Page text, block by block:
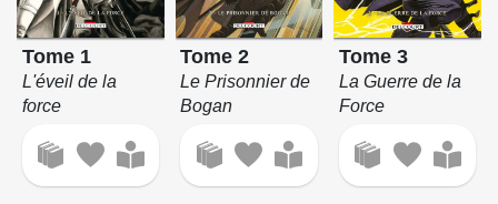
Tome 1
L'éveil de la
force
Tome 2
Le Prisonnier de
Bogan
Tome 3
La Guerre de la
Force